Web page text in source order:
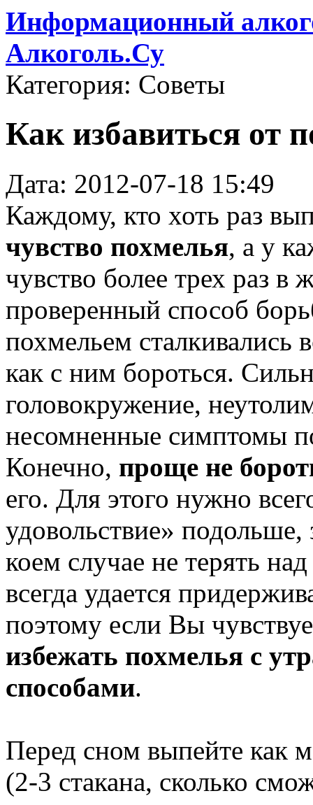
Информационный
Алкоголь.Су
Категория: Советы
Как избавиться от
Дата: 2012-07-18 15:49
Каждому, кто хоть раз
чувство похмелья, а у
чувство более трех раз в
проверенный способ
похмельем сталкивались
как с ним бороться.
головокружение,
несомненные симптомы
Конечно, проще не
его. Для этого нужно
удовольствие»
коем случае не терять
всегда удается
поэтому если Вы
избежать похмелья с
способами.
Перед сном выпейте как
(2-3 стакана, сколько